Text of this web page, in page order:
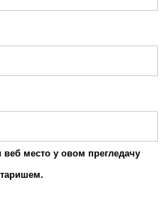
место у овом прегледачу